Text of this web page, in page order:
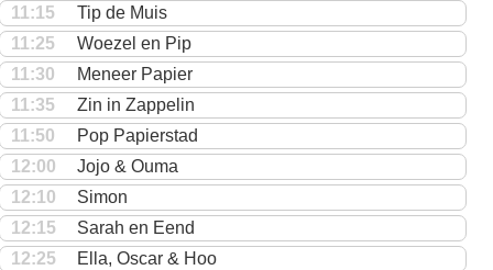
11:15
Tip de Muis
11:25
Woezel en Pip
11:30
Meneer Papier
11:35
Zin in Zappelin
11:50
Pop Papierstad
12:00
Jojo & Ouma
12:10
Simon
12:15
Sarah en Eend
12:25
Ella, Oscar & Hoo